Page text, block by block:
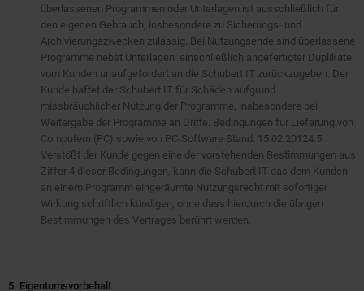
überlassenen Programmen oder Unterlagen ist ausschließlich für
den eigenen Gebrauch, insbesondere zu Sicherungs- und
Archivierungszwecken zulässig. Bei Nutzungsende sind überlassene
Programme nebst Unterlagen einschließlich angefertigter Duplikate
vom Kunden unaufgefordert an die Schubert IT zurückzugeben. Der
Kunde haftet der Schubert IT für Schäden aufgrund
missbräuchlicher Nutzung der Programme, insbesondere bei
Weitergabe der Programme an Dritte. Bedingungen für Lieferung von
Computern (PC) sowie von PC-Software Stand: 15.02.20124.5
Verstößt der Kunde gegen eine der vorstehenden Bestimmungen aus
Ziffer 4 dieser Bedingungen, kann die Schubert IT das dem Kunden
an einem Programm eingeräumte Nutzungsrecht mit sofortiger
Wirkung schriftlich kündigen, ohne dass hierdurch die übrigen
Bestimmungen des Vertrages berührt werden.
5. Eigentumsvorbehalt